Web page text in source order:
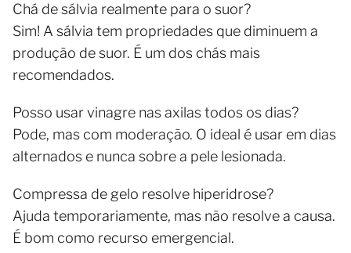
Chá de sálvia realmente para o suor?
Sim! A sálvia tem propriedades que diminuem a
produção de suor. É um dos chás mais
recomendados.
Posso usar vinagre nas axilas todos os dias?
Pode, mas com moderação. O ideal é usar em dias
alternados e nunca sobre a pele lesionada.
Compressa de gelo resolve hiperidrose?
Ajuda temporariamente, mas não resolve a causa.
É bom como recurso emergencial.